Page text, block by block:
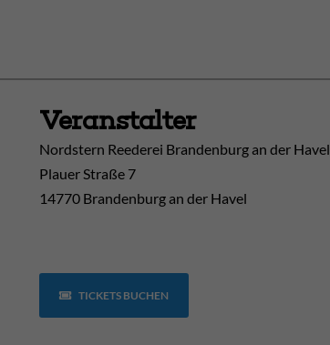
Veranstalter
Nordstern Reederei Brandenburg an der Havel
Plauer Straße 7
14770 Brandenburg an der Havel
TICKETS BUCHEN